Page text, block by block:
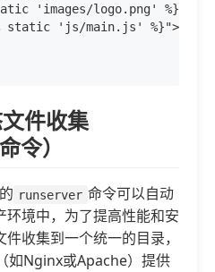
'images/logo.png' %}"
static 'js/main.js' %}"></
件收集
令）
runserver 命令可以自动
环境中，为了提高性能和安
收集到一个统一的目录，
如Nginx或Apache）提供